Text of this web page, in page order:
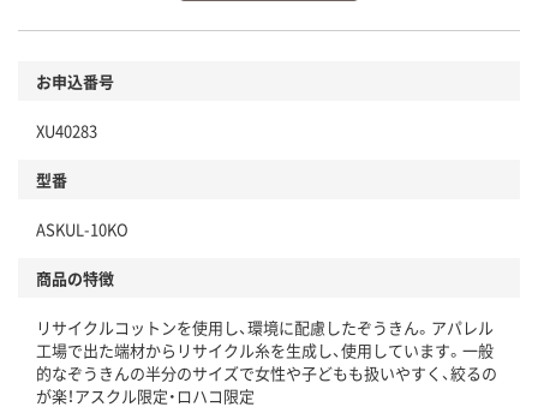
商品
本体
仕組
この商品の環境配慮ポイントです。下記商品詳細「
アスクル商品環境スコア詳細／加点項目
」で確認できます。
お申込番号
XU40283
型番
ASKUL-10KO
商品の特徴
リサイクルコットンを使用し、環境に配慮したぞうきん。アパレル
工場で出た端材からリサイクル糸を生成し、使用しています。一般
的なぞうきんの半分のサイズで女性や子どもも扱いやすく、絞るの
が楽！アスクル限定・ロハコ限定